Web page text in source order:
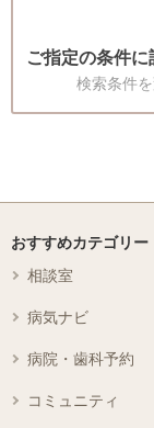
ご指定の条件に
検索条件
おすすめカテゴリー
相談室
病気ナビ
病院・歯科予約
コミュニティ